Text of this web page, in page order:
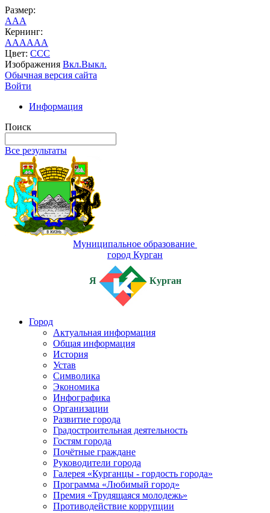
Размер:
AAA
Кернинг:
AAAAAA
Цвет: CCC
Изображения Вкл.Выкл.
Обычная версия сайта
Войти
Информация
Поиск
Все результаты
Муниципальное образование
город Курган
Я Курган
Город
Актуальная информация
Общая информация
История
Устав
Символика
Экономика
Инфографика
Организации
Развитие города
Градостроительная деятельность
Гостям города
Почётные граждане
Руководители города
Галерея «Курганцы - гордость города»
Программа «Любимый город»
Премия «Трудящаяся молодежь»
Противодействие коррупции